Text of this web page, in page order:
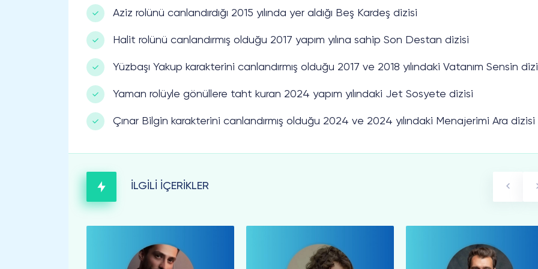
Aziz rolünü canlandırdığı 2015 yılında yer aldığı Beş Kardeş dizisi
Halit rolünü canlandırmış olduğu 2017 yapım yılına sahip Son Destan dizisi
Yüzbaşı Yakup karakterini canlandırmış olduğu 2017 ve 2018 yılındaki Vatanım Sensin
Yaman rolüyle gönüllere taht kuran 2024 yapım yılındaki Jet Sosyete dizisi
Çınar Bilgin karakterini canlandırmış olduğu 2024 ve 2024 yılındaki Menajerimi Ara dizisi
İLGİLİ İÇERİKLER